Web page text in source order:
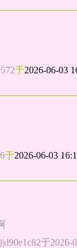
于2026-06-03
于2026-06-03
于